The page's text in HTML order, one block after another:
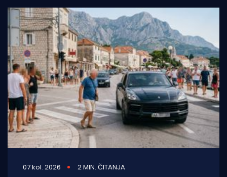
07 kol. 2026 2 MIN. ČITANJA